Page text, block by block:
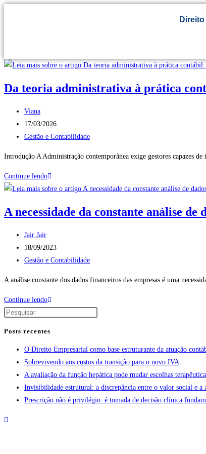
Direito
Da teoria administrativa à prática
Viana
17/03/2026
Gestão e Contabilidade
Introdução A Administração contemporânea exige gestores capazes
Continue lendo
A necessidade da constante análise
Jair Jair
18/09/2023
Gestão e Contabilidade
A análise constante dos dados financeiros das empresas é uma
Continue lendo
Posts recentes
O Direito Empresarial como base estruturante da atuação
Sobrevivendo aos custos da transição para o novo IVA
A avaliação da função hepática pode mudar escolhas
Invisibilidade estrutural: a discrepância entre o valor social e a
Prescrição não é privilégio: é tomada de decisão clínica